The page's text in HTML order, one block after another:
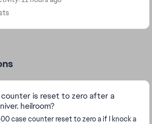
is reset to zero after a
heilroom?
case counter reset to zero a if I knock a